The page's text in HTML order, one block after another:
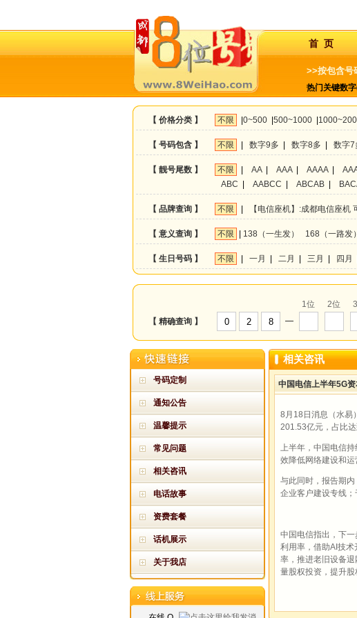
首 页
>>按包含号
热门关键数
【 价格分类 】 不限 0~500 500~1000
【 号码包含 】 不限 数字9多 数字8多 数字7
【 靓号尾数 】 不限 AA| AAA| AAAA|
ABC
AABCC ABCAB
【 品牌查询 】 不限 【电信座机】:成都电信座机
【 意义查询 】 不限 138（一生发） 168（一路发）
【 生日号码 】 不限 一月 二月 三月 四月
【 精确查询 】 —
1位 2位
号码定制
通知公告
温馨提示
常见问题
相关咨讯
电话故事
资费套餐
话机展示
关于我店
相关咨讯
中国电信上半年5G
8月18日消息（水易
201.53亿元，占比
上半年，中国电信
效降低网络建设和运
与此同时，报告期
企业客户建设专线；
中国电信指出，下
利用率，借助AI技
率，推进老旧设备
量股权投资，提升股